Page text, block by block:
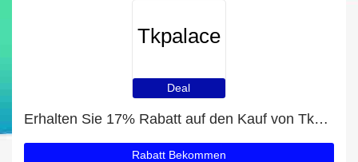
Tkpalace
Deal
Erhalten Sie 17% Rabatt auf den Kauf von Tkpalace
Rabatt Bekommen